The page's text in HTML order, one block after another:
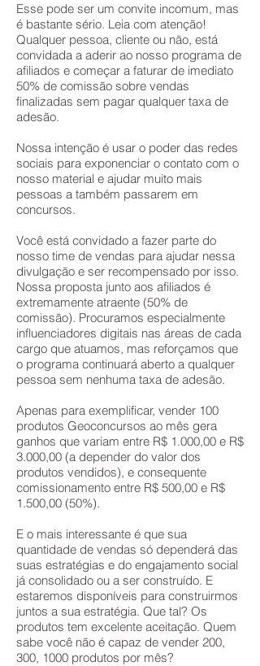
Esse pode ser um convite incomum, mas
é bastante sério. Leia com atenção!
Qualquer pessoa, cliente ou não, está
convidada a aderir ao nosso programa de
afiliados e começar a faturar de imediato
50% de comissão sobre vendas
finalizadas sem pagar qualquer taxa de
adesão.
Nossa intenção é usar o poder das redes
sociais para exponenciar o contato com o
nosso material e ajudar muito mais
pessoas a também passarem em
concursos.
Você está convidado a fazer parte do
nosso time de vendas para ajudar nessa
divulgação e ser recompensado por isso.
Nossa proposta junto aos afiliados é
extremamente atraente (50% de
comissão). Procuramos especialmente
influenciadores digitais nas áreas de cada
cargo que atuamos, mas reforçamos que
o programa continuará aberto a qualquer
pessoa sem nenhuma taxa de adesão.
Apenas para exemplificar, vender 100
produtos Geoconcursos ao mês gera
ganhos que variam entre R$ 1.000,00 e R$
3.000,00 (a depender do valor dos
produtos vendidos), e consequente
comissionamento entre R$ 500,00 e R$
1.500,00 (50%).
E o mais interessante é que sua
quantidade de vendas só dependerá das
suas estratégias e do engajamento social
já consolidado ou a ser construído. E
estaremos disponíveis para construirmos
juntos a sua estratégia. Que tal? Os
produtos tem excelente aceitação. Quem
sabe você não é capaz de vender 200,
300, 1000 produtos por mês?